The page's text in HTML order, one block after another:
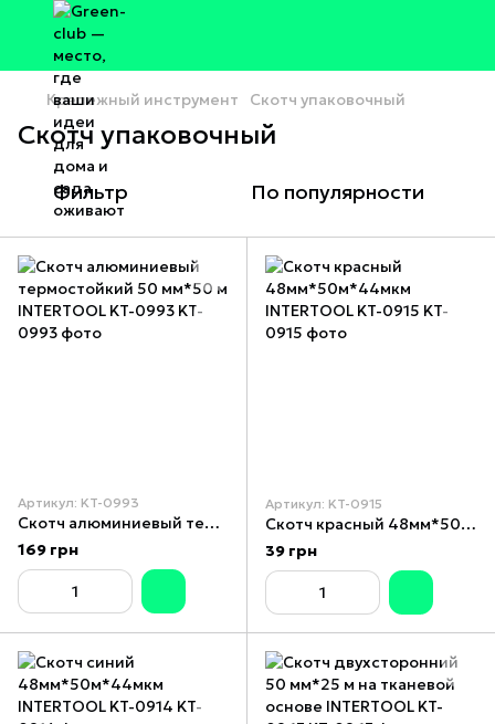
Крепежный инструмент Скотч упаковочный
Скотч упаковочный
Фильтр По популярности
Артикул: KT-0993
Скотч алюминиевый термостойкий 50 мм*50 м INTERTOOL KT-0993
169 грн
Артикул: KT-0915
Скотч красный 48мм*50м*44мкм INTERTOOL KT-0915
39 грн